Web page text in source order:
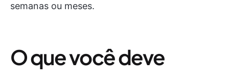
semanas ou meses.
O que você deve